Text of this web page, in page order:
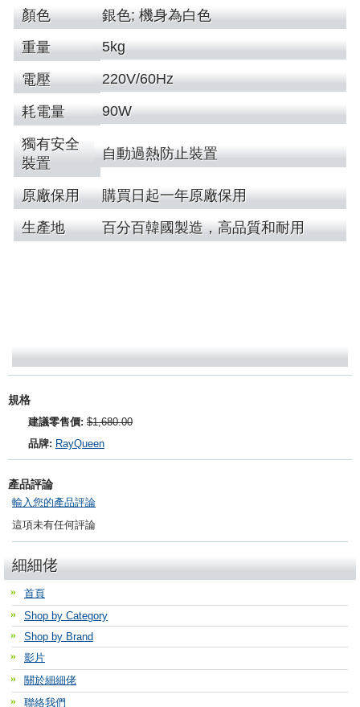
顏色
銀色; 機身為白色
重量
5kg
電壓 220V/60Hz
耗電量 90W
獨有安全
裝置
自動過熱防止裝置
原廠保用
購買日起一年原廠保用
生產地
百分百韓國製造，高品質和耐用
規格
建議零售價: $1,680.00
品牌: RayQueen
產品評論
輸入您的產品評論
這項未有任何評論
細細佬
首頁
Shop by Category
Shop by Brand
影片
關於細細佬
聯絡我們